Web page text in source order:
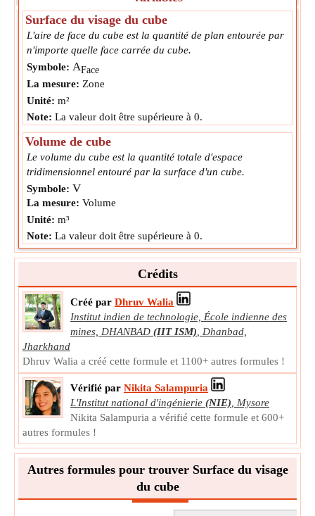
Surface du visage du cube
L'aire de face du cube est la quantité de plan entourée par
n'importe quelle face carrée du cube.
Symbole: AFace
La mesure: Zone
Unité: m²
Note: La valeur doit être supérieure à 0.
Volume de cube
Le volume du cube est la quantité totale d'espace
tridimensionnel entouré par la surface d'un cube.
Symbole: V
La mesure: Volume
Unité: m³
Note: La valeur doit être supérieure à 0.
Crédits
Créé par Dhruv Walia
Institut indien de technologie, École indienne des
mines, DHANBAD (IIT ISM), Dhanbad,
Jharkhand
Dhruv Walia a créé cette formule et 1100+ autres formules !
Vérifié par Nikita Salampuria
L'Institut national d'ingénierie (NIE), Mysore
Nikita Salampuria a vérifié cette formule et 600+
autres formules !
Autres formules pour trouver Surface du visage
du cube